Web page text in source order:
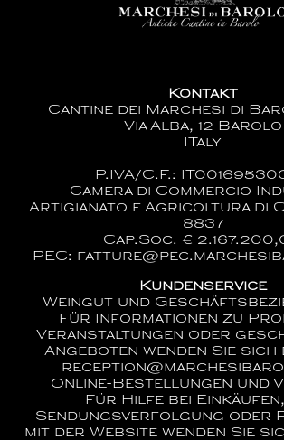
Kontakt
Cantine dei Marchesi di
Via Alba, 12 Barolo
ITaly
P.IVA/C.F.:
Camera di Commercio
Artigianato e Agricoltura di
8837
Cap.Soc. €
PEC:
Kundenservice
Weingut und
Für Informationen zu
Veranstaltungen oder
Angeboten wenden Sie
Online-Bestellungen und
Für Hilfe bei
Sendungsverfolgung oder
mit der Website wenden Sie